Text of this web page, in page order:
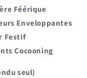
Féérique
Enveloppantes
Festif
Cocooning
seul)